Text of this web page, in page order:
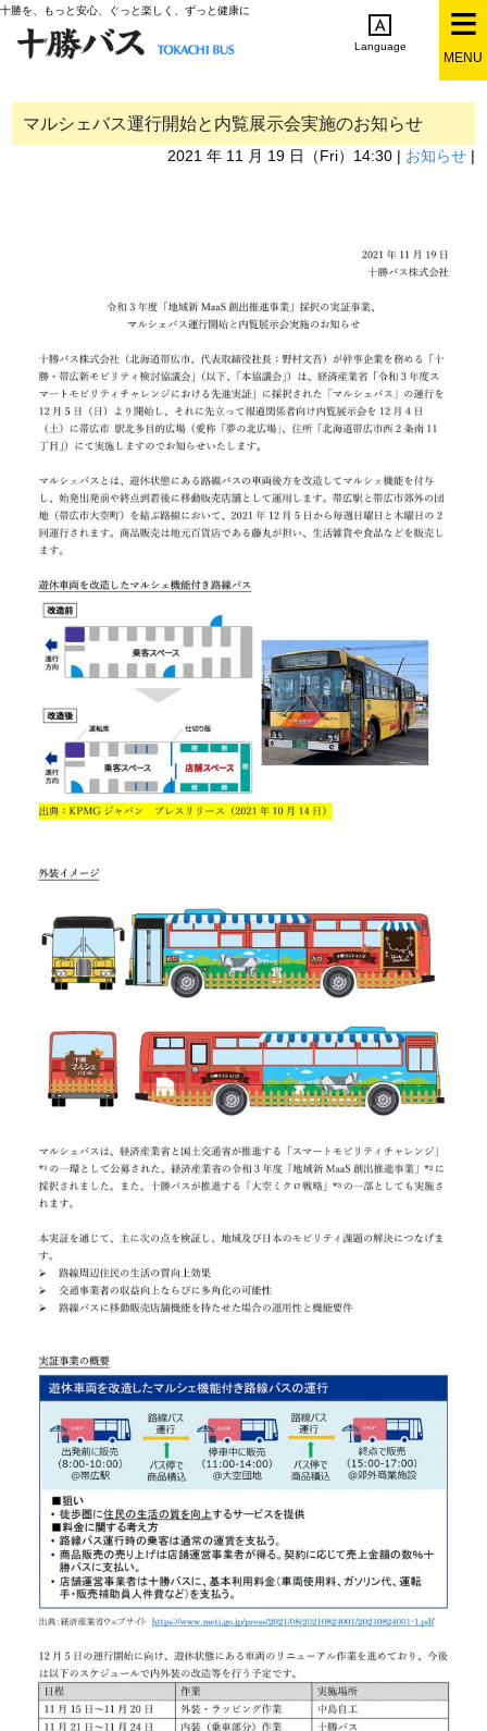
十勝を、もっと安心、ぐっと楽しく、ずっと健康に
Language
한국어
MENU
マルシェバス運行開始と内覧展示会実施のお知らせ
2021 年 11 月 19 日（Fri）14:30 | お知らせ|